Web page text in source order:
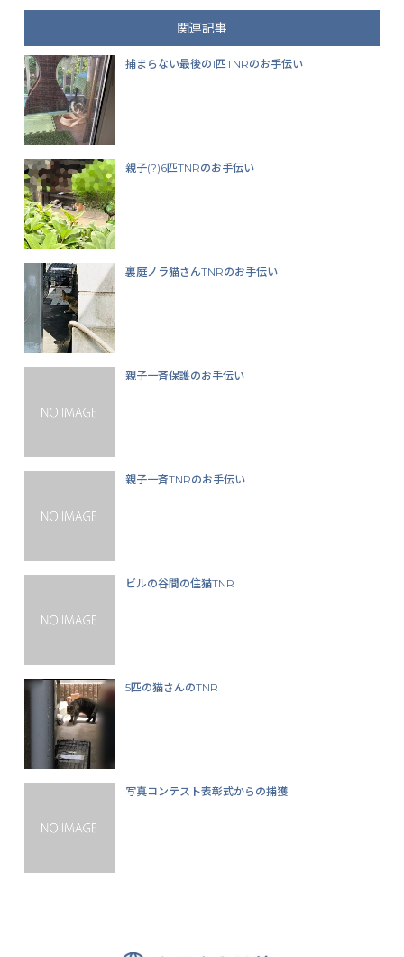
関連記事
捕まらない最後の1匹TNRのお手伝い
親子(?)6匹TNRのお手伝い
裏庭ノラ猫さんTNRのお手伝い
親子一斉保護のお手伝い
親子一斉TNRのお手伝い
ビルの谷間の住猫TNR
5匹の猫さんのTNR
写真コンテスト表彰式からの捕獲